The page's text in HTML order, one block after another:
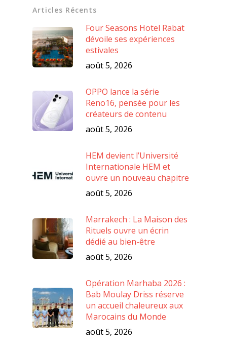
Articles Récents
Four Seasons Hotel Rabat
dévoile ses expériences
estivales
août 5, 2026
OPPO lance la série
Reno16, pensée pour les
créateurs de contenu
août 5, 2026
HEM devient l’Université
Internationale HEM et
ouvre un nouveau chapitre
août 5, 2026
Marrakech : La Maison des
Rituels ouvre un écrin
dédié au bien-être
août 5, 2026
Opération Marhaba 2026 :
Bab Moulay Driss réserve
un accueil chaleureux aux
Marocains du Monde
août 5, 2026